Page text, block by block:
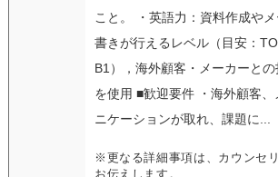
こと。 ・英語力：資料作成や
書きが行えるレベル（目安：
B1），海外顧客・メーカーと
を使用 ■歓迎要件 ・海外顧客、
ニケーションが取れ、課題に...
※更なる詳細事項は、カウンセ
お伝えします。